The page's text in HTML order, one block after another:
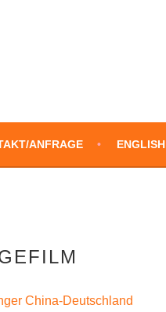
ANFRAGE ENGLISH
China-Deutschland